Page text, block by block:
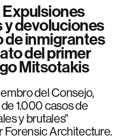
devoluciones
de inmigrantes
del primer
Mitsotakis
del Consejo,
1.000 casos de
y brutales"
Forensic Architecture.